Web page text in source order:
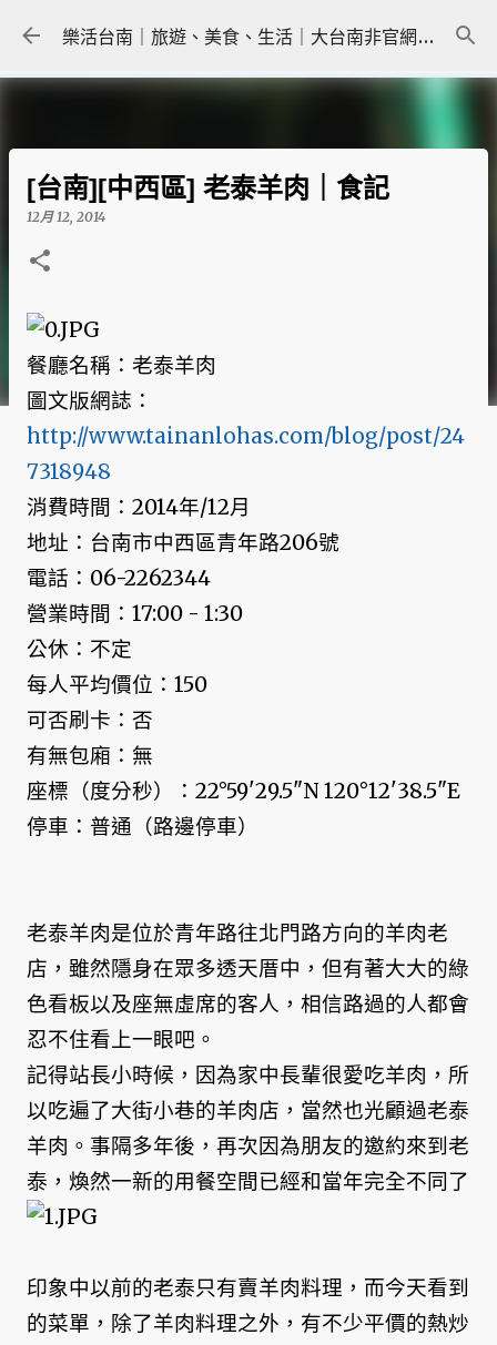
跳到主要內容 樂活台南｜旅遊、美食、生活｜大台南非官網｜tainanlohas.cc
[台南][中西區] 老泰羊肉｜食記
12月 12, 2014
餐廳名稱：老泰羊肉
圖文版網誌：
http://www.tainanlohas.com/blog/post/24
7318948
消費時間：2014年/12月
地址：台南市中西區青年路206號
電話：06-2262344
營業時間：17:00 - 1:30
公休：不定
每人平均價位：150
可否刷卡：否
有無包廂：無
座標（度分秒）：22°59'29.5"N 120°12'38.5"E
停車：普通（路邊停車）
老泰羊肉是位於青年路往北門路方向的羊肉老
店，雖然隱身在眾多透天厝中，但有著大大的綠
色看板以及座無虛席的客人，相信路過的人都會
忍不住看上一眼吧。
記得站長小時候，因為家中長輩很愛吃羊肉，所
以吃遍了大街小巷的羊肉店，當然也光顧過老泰
羊肉。事隔多年後，再次因為朋友的邀約來到老
泰，煥然一新的用餐空間已經和當年完全不同了
印象中以前的老泰只有賣羊肉料理，而今天看到
的菜單，除了羊肉料理之外，有不少平價的熱炒